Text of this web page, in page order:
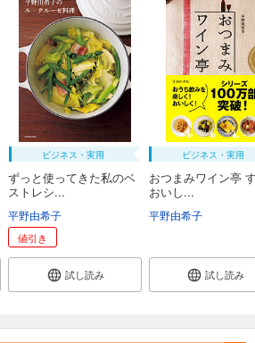
ビジネス・実用
ずっと使ってきた私のベ
ストレシ...
平野由希子
値引き
試し読み
ビジネス・実用
おつまみワイン亭
おいし...
平野由希子
試し読み